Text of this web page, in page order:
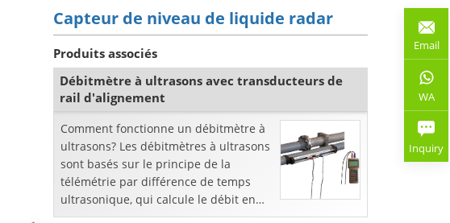
Capteur de niveau de liquide radar
Produits associés
Débitmètre à ultrasons avec transducteurs de
rail d'alignement
Comment fonctionne un débitmètre à
ultrasons? Les débitmètres à ultrasons
sont basés sur le principe de la
télémétrie par différence de temps
ultrasonique, qui calcule le débit en
mesurant le temps de transit de
Email
WA
Inquiry